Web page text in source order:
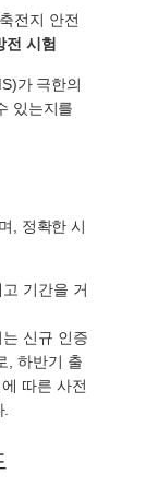
전지 안전
전 시험
가 극한의
있는지를
, 정확한 시
기간을 거
신규 인증
, 하반기 출
따른 사전